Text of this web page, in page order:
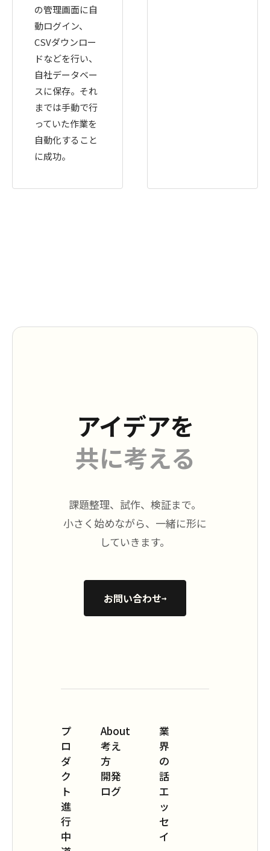
の管理画面に自
動ログイン、
CSVダウンロー
ドなどを行い、
自社データベー
スに保存。それ
までは手動で行
っていた作業を
自動化すること
に成功。
アイデアを
共に考える
課題整理、試作、検証まで。
小さく始めながら、一緒に形に
していきます。
お問い合わせ→
プ
ロ
ダ
ク
ト
進
行
中
About
考え
方
開発
ログ
業
界
の
話
エ
ッ
セ
イ